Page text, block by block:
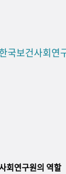
국보건사회연
회연구원의 역할